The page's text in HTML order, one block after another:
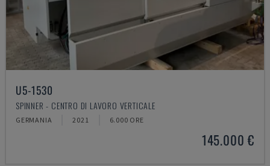
U5-1530
SPINNER - CENTRO DI LAVORO VERTICALE
GERMANIA 2021 6.000 ORE
145.000 €